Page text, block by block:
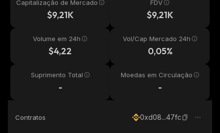
Capitalização de Mercado
$9,21K
FDV
$9,21K
Volume em 24h
$4,22
Vol/Cap Mercado 24h
0,05%
Suprimento Total
-
Moedas em Circulação
-
Contratos 0xd08...47fc